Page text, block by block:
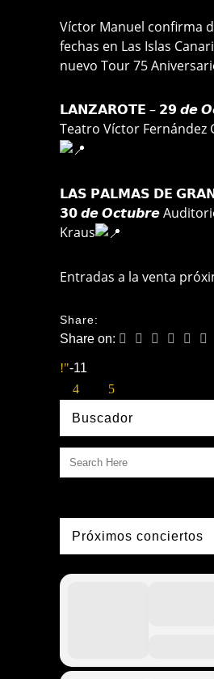
Víctor Manuel confirma
fechas en Las Islas
nuevo Tour 75
𝗟𝗔𝗡𝗭𝗔𝗥𝗢𝗧𝗘 – 𝟮𝟵 𝙙𝙚
Teatro Víctor Fernández
𝗟𝗔𝗦 𝗣𝗔𝗟𝗠𝗔𝗦 𝗗𝗘
𝟯𝟬 𝙙𝙚 𝙊𝙘𝙩𝙪𝙗𝙧𝙚
Kraus
Entradas a la venta
Share:
Share on:
-11
Buscador
Próximos conciertos